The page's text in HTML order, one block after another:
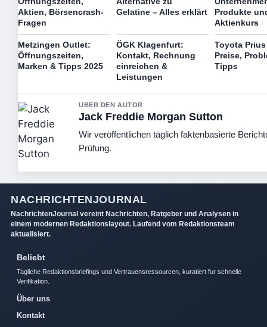
Aktien, Börsencrash-
Fragen
Gelatine – Alles erklärt
Produkte
Aktienkurs
Metzingen Outlet:
Öffnungszeiten,
Marken & Tipps 2025
ÖGK Klagenfurt:
Kontakt, Rechnung
einreichen &
Leistungen
Toyota
Preise,
Tipps
UBER DEN AUTOR
Jack Freddie Morgan Sutton
Wir veröffentlichen täglich faktenbasierte
Prüfung.
NACHRICHTENJOURNAL
NachrichtenJournal vereint Nachrichten, Ratgeber und Analysen in
einem modernen Redaktionslayout. Laufend vom Redaktionsteam
aktualisiert.
Beliebt
Tagliche Redaktionsbriefings und Vertrauensressourcen, kuratiert fur schnelle
Verifikation.
Über uns
Kontakt